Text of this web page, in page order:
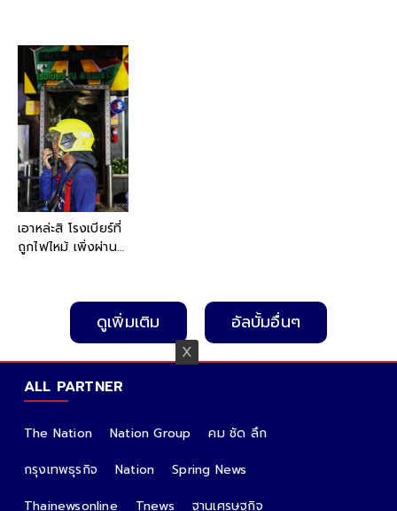
ส่วนถึงมือผู้บริโภค
แล้ว
เอาหล่ะสิ โรงเบียร์ที่
ถูกไฟไหม้ เพิ่งผ่าน
ล่าสุด ไม่แปลกใจ
โศกนาฏกรรมใหญ่
ดูเพิ่มเติม อัลบั้มอื่นๆ
ALL PARTNER
The Nation Nation Group
คม ชัด ลึก
กรุงเทพธุรกิจ
Nation
Spring News
Thainewsonline
Tnews ฐานเศรษฐกิจ